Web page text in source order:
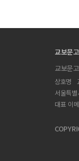
[만만
[지역
[지역
[지역
[발
교보문
교보문
상호명
서울특
대표 이